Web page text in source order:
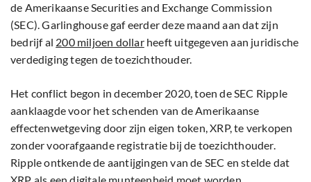
de Amerikaanse Securities and Exchange Commission
(SEC). Garlinghouse gaf eerder deze maand aan dat zijn
bedrijf al 200 miljoen dollarheeft uitgegeven aan juridische
verdediging tegen de toezichthouder.
Het conflict begon in december 2020, toen de SEC Ripple
aanklaagde voor het schenden van de Amerikaanse
effectenwetgeving door zijn eigen token, XRP, te verkopen
zonder voorafgaande registratie bij de toezichthouder.
Ripple ontkende de aantijgingen van de SEC en stelde dat